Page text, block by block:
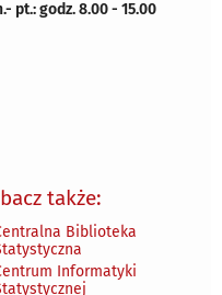
pt.: godz. 8.00 - 15.00
także:
Biblioteka
Informatyki